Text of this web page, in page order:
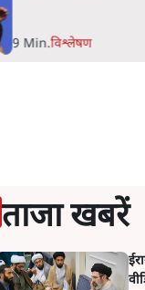
4 Min.देश
ताजा खबरें